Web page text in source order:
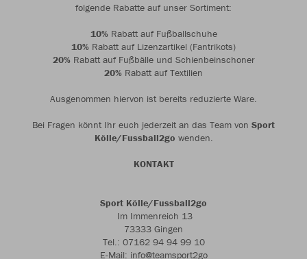
folgende Rabatte auf unser Sortiment:
10%Rabatt auf Fußballschuhe
10% Rabatt auf Lizenzartikel (Fantrikots)
20%Rabatt auf Fußbälle und Schienbeinschoner
20% Rabatt auf Textilien
Ausgenommen hiervon ist bereits reduzierte Ware.
Bei Fragen könnt Ihr euch jederzeit an das Team von Sport
Kölle/Fussball2go wenden.
KONTAKT
Sport Kölle/Fussball2go
Im Immenreich 13
73333 Gingen
Tel.: 07162 94 94 99 10
E-Mail: info@teamsport2go